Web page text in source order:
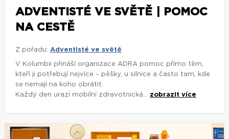
ADVENTISTÉ VE SVĚTĚ | POMOC
NA CESTĚ
Z pořadu: Adventisté ve světě
V Kolumbii přináší organizace ADRA pomoc přímo těm,
kteří ji potřebují nejvíce – pěšky, u silnice a často tam, kde
se nemají na koho obrátit.
Každý den urazí mobilní zdravotnická... zobrazit více